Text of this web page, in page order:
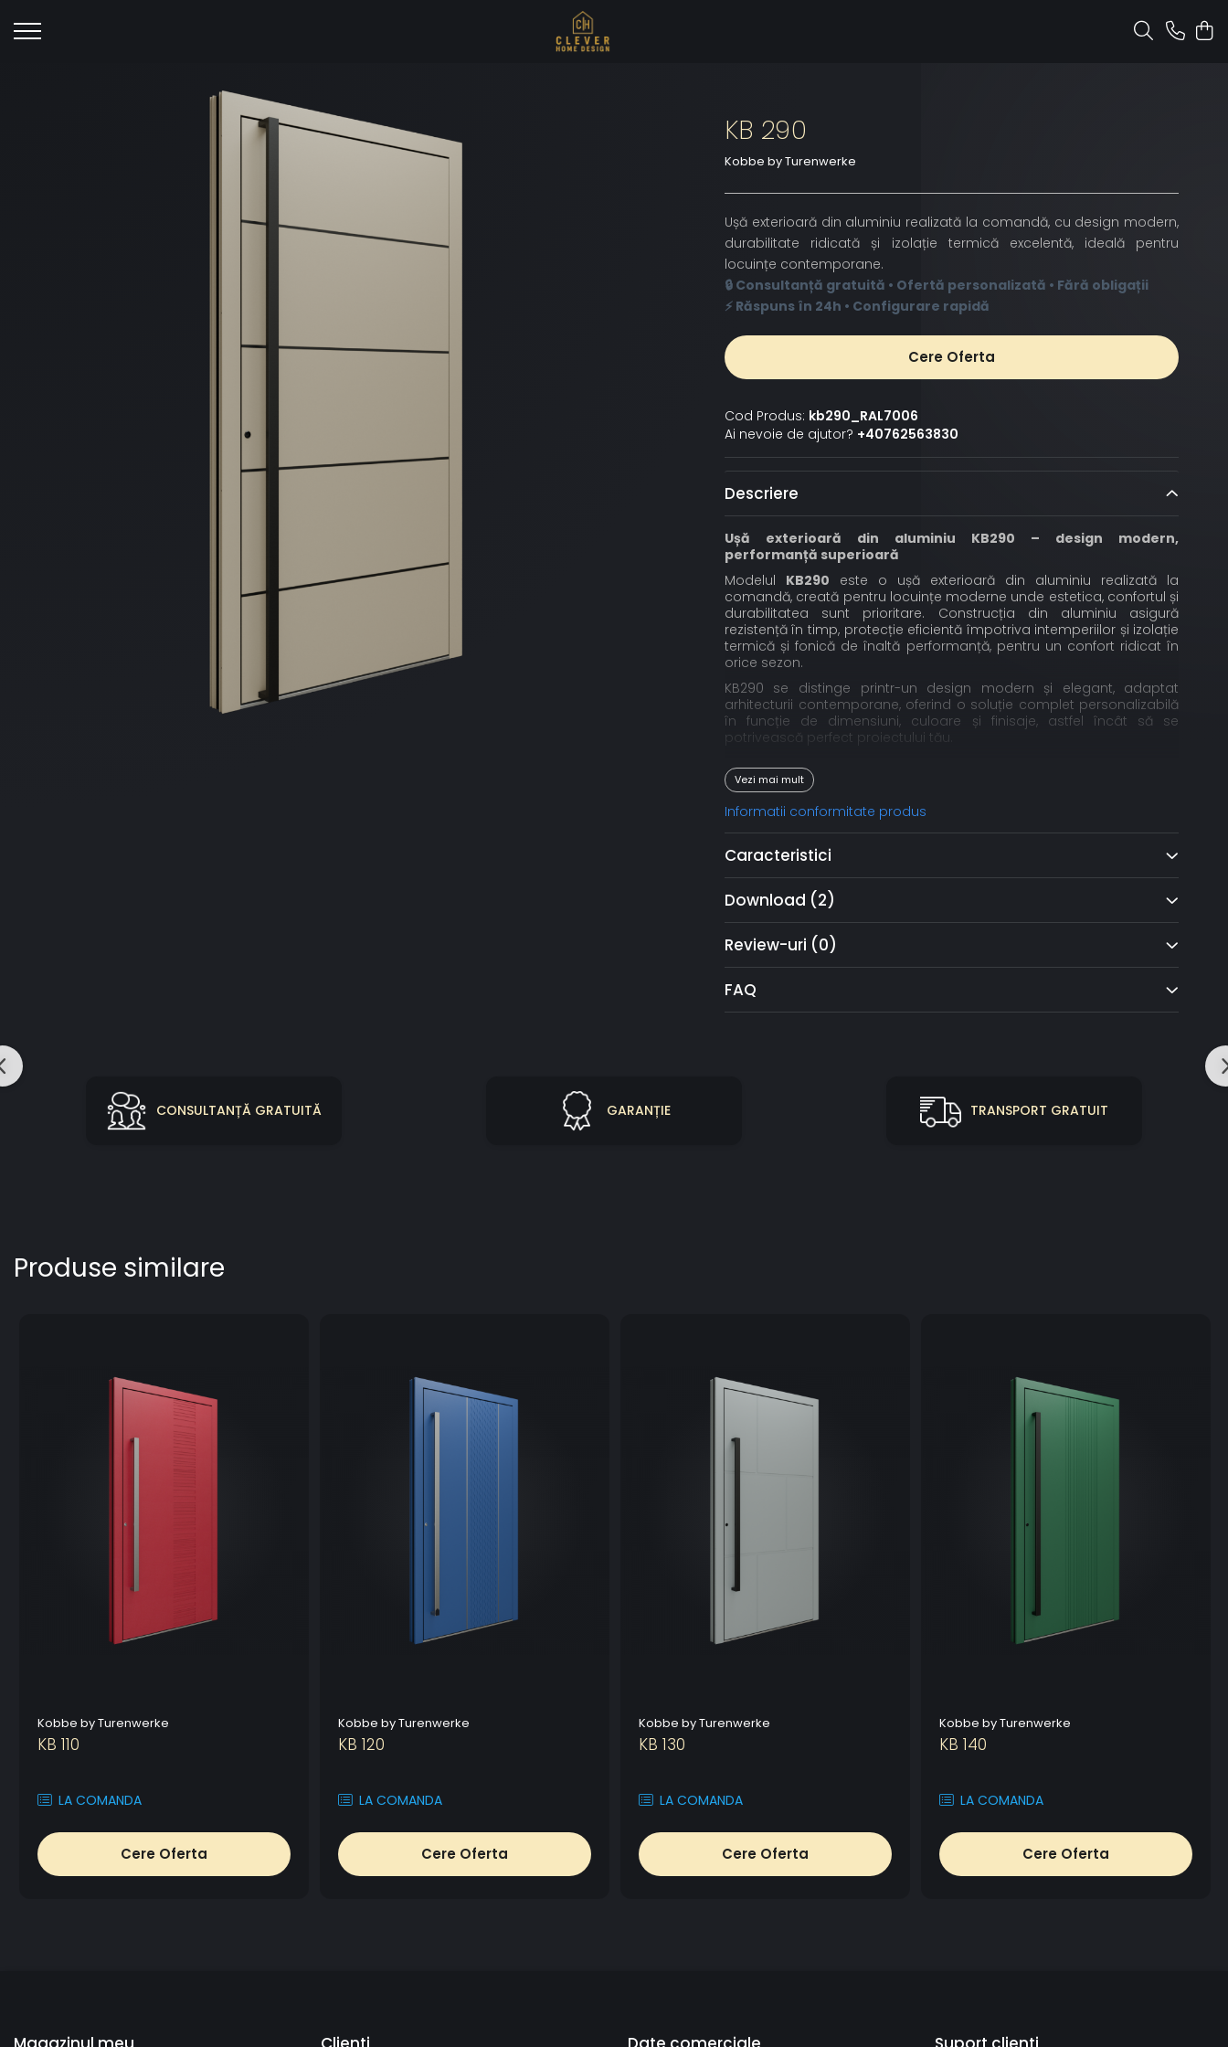
KB 290
Kobbe by Turenwerke
Ușă exterioară din aluminiu realizată la comandă, cu design modern,
durabilitate ridicată și izolație termică excelentă, ideală pentru
locuințe contemporane.
🔒 Consultanță gratuită • Ofertă personalizată • Fără obligații
⚡ Răspuns în 24h • Configurare rapidă
Cere Oferta
Cod Produs: kb290_RAL7006
Ai nevoie de ajutor? +40762563830
Descriere
Ușă exterioară din aluminiu KB290 – design modern,
performanță superioară
Modelul KB290 este o ușă exterioară din aluminiu realizată la
comandă, creată pentru locuințe moderne unde estetica, confortul și
durabilitatea sunt prioritare. Construcția din aluminiu asigură
rezistență în timp, protecție eficientă împotriva intemperiilor și izolație
termică și fonică de înaltă performanță, pentru un confort ridicat în
orice sezon.
KB290 se distinge printr-un design modern și elegant, adaptat
arhitecturii contemporane, oferind o soluție complet personalizabilă
în funcție de dimensiuni, culoare și finisaje, astfel încât să se
potrivească perfect proiectului tău.
👉Cere ofertă personalizată pentru ușa KB290
📞+40 726 563 830
Specificații tehnice:
Material: Aluminiu
Destinație: Exterior
Izolație: Termică de la Ud 0,80 W/m²K & fonică
Culori: RAL, la alegere
Opțiuni: mânere personalizate, încuietori inteligente, balamale
ascunse, luminatoare laterale și superioare
Realizare: La comandă
Transport: GRATUIT
Vezi mai mult
Informatii conformitate produs
Caracteristici
Download (2)
Review-uri (0)
FAQ
CONSULTANȚĂ GRATUITĂ GARANȚIE TRANSPORT GRATUIT
Produse similare
Kobbe by Turenwerke
KB 110
LA COMANDA
Cere Oferta
Kobbe by Turenwerke
KB 120
LA COMANDA
Cere Oferta
Kobbe by Turenwerke
KB 130
LA COMANDA
Cere Oferta
Kobbe by Turenwerke
KB 140
LA COMANDA
Cere Oferta